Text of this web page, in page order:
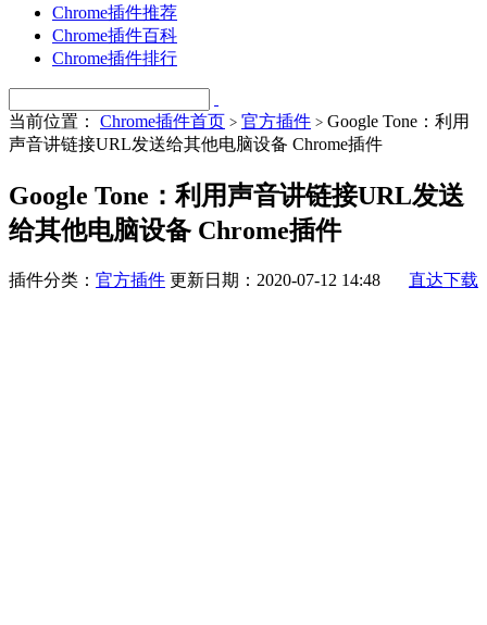
Chrome插件推荐
Chrome插件百科
Chrome插件排行
当前位置： Chrome插件首页 > 官方插件 > Google Tone：利用
声音讲链接URL发送给其他电脑设备 Chrome插件
Google Tone：利用声音讲链接URL发送
给其他电脑设备 Chrome插件
插件分类： 官方插件 更新日期：2020-07-12 14:48 直达下载